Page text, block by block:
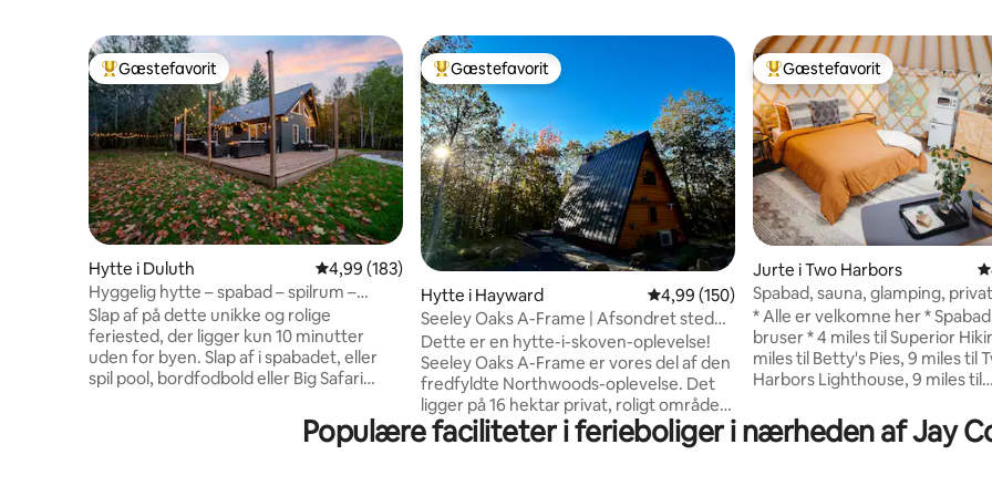
Bedste gæstefavorit
Gæstefavorit
Hytte i Duluth 4,99 ud af 5 i gennemsnitlig bedømmelse, 183 omtaler
4,99 (183)
Hyggelig hytte – spabad – spilrum –
kæledyr tilladt
Slap af på dette unikke og rolige
feriested, der ligger kun 10 minutter
uden for byen. Slap af i spabadet, eller
spil pool, bordfodbold eller Big Safari
har brug for, og mere til på dette smukke
Bedste gæstefavorit
Gæstefavorit
Hytte i Hayward 4,99 ud af 5 i gennemsnitlig bedømmelse,
4,99 (150)
Seeley Oaks A-Frame | Afsondret sted
på 16 hektar
Dette er en hytte-i-skoven-oplevelse!
Seeley Oaks A-Frame er vores del af den
fredfyldte Northwoods-oplevelse. Det
ligger på 16 hektar privat, roligt område
(ingen naboer!) med fantastisk adgang til
alt, hvad Hayward-Cable-området har at
Bedste gæstefavorit
Gæstefavorit
Jurte i Two Harbors
Spabad, sauna, glamping,
kajakker
* Alle er velkomne her *
bruser * 4 miles til Superior
miles til Betty's Pies, 9 miles til
Harbors Lighthouse, 9 miles til
Lighthouse *Brænde til
sammenklappelige kajakker
Populære faciliteter i ferieboliger i nærheden af Jay